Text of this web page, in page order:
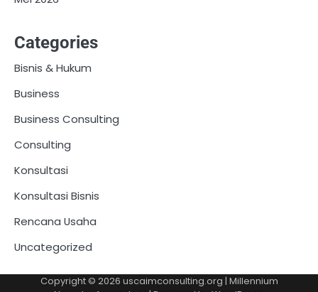
Categories
Bisnis & Hukum
Business
Business Consulting
Consulting
Konsultasi
Konsultasi Bisnis
Rencana Usaha
Uncategorized
Copyright © 2026 uscaimconsulting.org | Millennium